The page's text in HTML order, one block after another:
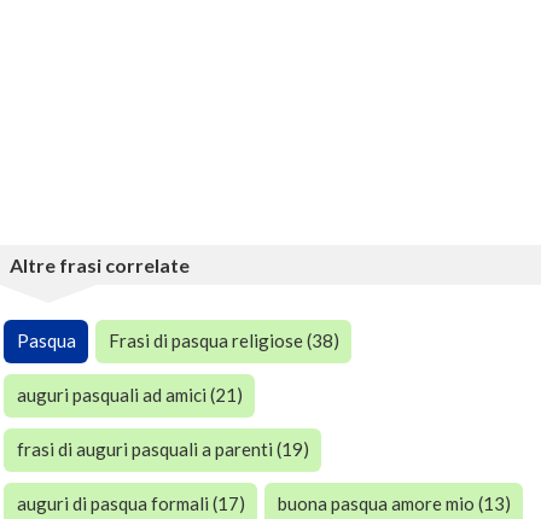
Altre frasi correlate
Pasqua Frasi di pasqua religiose (38)
auguri pasquali ad amici (21)
frasi di auguri pasquali a parenti (19)
auguri di pasqua formali (17) buona pasqua amore mio (13)